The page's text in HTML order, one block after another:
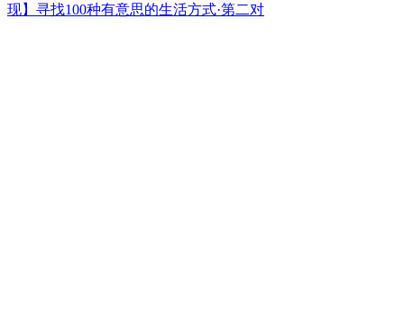
现】寻找100种有意思的生活方式·第二对